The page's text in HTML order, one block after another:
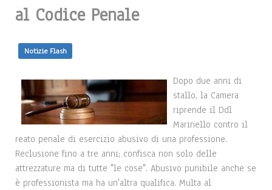
al Codice Penale
Notizie Flash
Dopo due anni di
stallo, la Camera
riprende il Ddl
Marinello contro il
reato penale di esercizio abusivo di una professione.
Reclusione fino a tre anni; confisca non solo delle
attrezzature ma di tutte "le cose". Abusivo punibile anche se
è professionista ma ha un'altra qualifica. Multa al